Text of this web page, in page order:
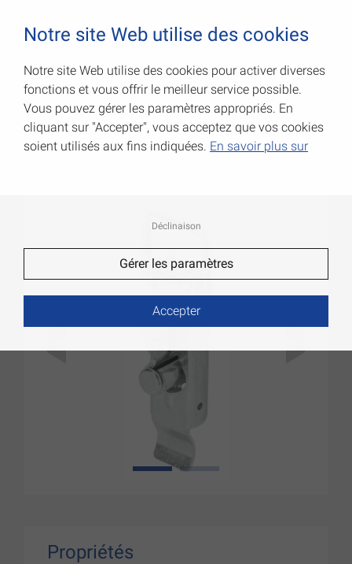
Fermoirs de coffre à levier
Code Art.: 001206130Z
1
Propriétés
Notre site Web utilise des cookies
Notre site Web utilise des cookies pour activer diverses
fonctions et vous offrir le meilleur service possible.
Vous pouvez gérer les paramètres appropriés. En
cliquant sur "Accepter", vous acceptez que vos cookies
soient utilisés aux fins indiquées. En savoir plus sur
Déclinaison
Gérer les paramètres
Accepter